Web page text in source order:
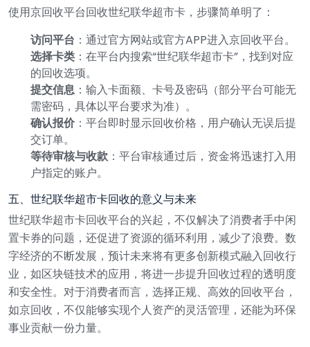
使用京回收平台回收世纪联华超市卡，步骤简单明了：
访问平台 ：通过官方网站或官方APP进入京回收平台。
选择卡类 ：在平台内搜索“世纪联华超市卡”，找到对应
的回收选项。
提交信息 ：输入卡面额、卡号及密码（部分平台可能无
需密码，具体以平台要求为准）。
确认报价：平台即时显示回收价格，用户确认无误后提
交订单。
等待审核与收款：平台审核通过后，资金将迅速打入用
户指定的账户。
五、世纪联华超市卡回收的意义与未来
世纪联华超市卡回收平台的兴起，不仅解决了消费者手中闲
置卡券的问题，还促进了资源的循环利用，减少了浪费。数
字经济的不断发展，预计未来将有更多创新模式融入回收行
业，如区块链技术的应用，将进一步提升回收过程的透明度
和安全性。对于消费者而言，选择正规、高效的回收平台，
如京回收，不仅能够实现个人资产的灵活管理，还能为环保
事业贡献一份力量。